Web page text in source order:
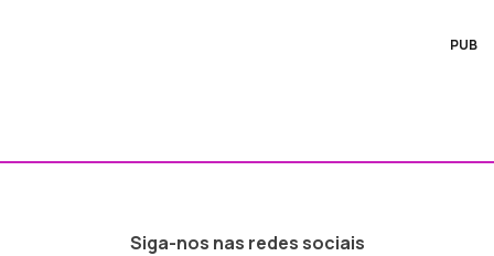
PUB
Siga-nos nas redes sociais